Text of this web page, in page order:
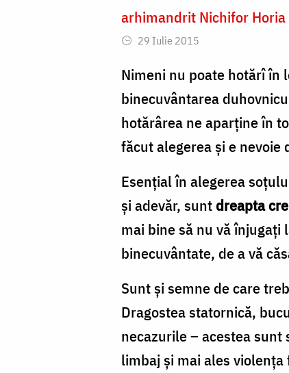
arhimandrit Nichifor Horia
29 Iulie 2015
Nimeni nu poate hotărî în
binecuvântarea
hotărârea ne aparține în
făcut alegerea și e nevoie
Esențial în alegerea
și adevăr, sunt dreapta
mai bine să nu vă
binecuvântate, de a vă
Sunt și semne de care
Dragostea statornică,
necazurile – acestea
limbaj și mai ales